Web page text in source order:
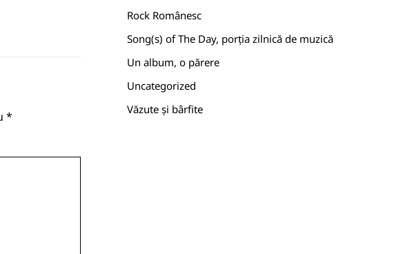
*
Rock Românesc
Song(s) of The Day, porția zilnică de muzică
Un album, o părere
Uncategorized
Văzute și bârfite